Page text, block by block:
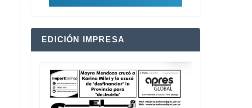
EDICIÓN IMPRESA